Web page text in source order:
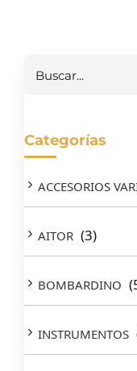
Categorías
ACCESORIOS
AITOR (3)
BOMBARDINO
INSTRUMENTOS